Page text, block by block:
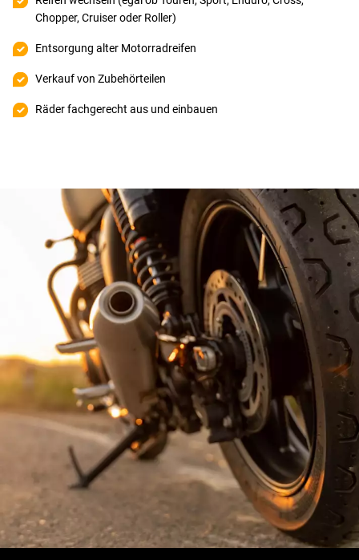
Chopper, Cruiser oder Roller)
Entsorgung alter Motorradreifen
Verkauf von Zubehörteilen
Räder fachgerecht aus und einbauen